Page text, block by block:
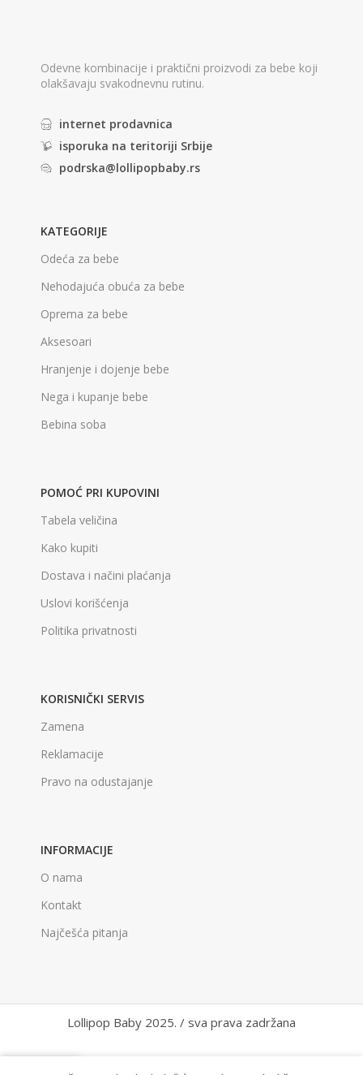
Odevne kombinacije i praktični proizvodi za bebe koji
olakšavaju svakodnevnu rutinu.
internet prodavnica
isporuka na teritoriji Srbije
podrska@lollipopbaby.rs
KATEGORIJE
Odeća za bebe
Nehodajuća obuća za bebe
Oprema za bebe
Aksesoari
Hranjenje i dojenje bebe
Nega i kupanje bebe
Bebina soba
POMOĆ PRI KUPOVINI
Tabela veličina
Kako kupiti
Dostava i načini plaćanja
Uslovi korišćenja
Politika privatnosti
KORISNIČKI SERVIS
Zamena
Reklamacije
Pravo na odustajanje
INFORMACIJE
O nama
Kontakt
Najčešća pitanja
Lollipop Baby 2025. / sva prava zadržana